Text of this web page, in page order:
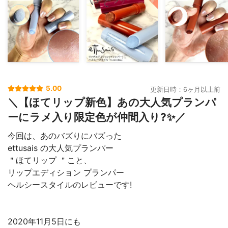
5.00 更新日時：6ヶ月以上前
＼【ほてリップ新色】あの大人気プランパ
ーにラメ入り限定色が仲間入り?✨／
今回は、あのバズりにバズった
ettusais の大人気プランパー
＂ほてリップ ＂こと、
リップエディション プランパー
ヘルシースタイルのレビューです!
2020年11月5日にも